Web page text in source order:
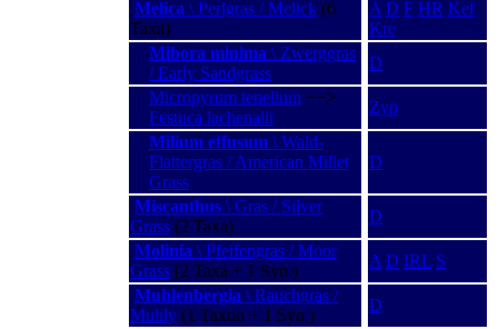
Melica \ Perlgras / Melick (6
Taxa)
A D F HR Kef
Kre
Mibora minima \ Zwerggras
/ Early Sandgrass
D
Micropyrum tenellum −−>
Festuca lachenalii
Zyp
Milium effusum \ Wald-
Flattergras / American Millet
Grass
D
Miscanthus \ Gras / Silver
Grass (2 Taxa)
D
Molinia \ Pfeifengras / Moor
Grass (2 Taxa + 1 Syn.)
A D IRL S
Muhlenbergia \ Rauchgras /
Muhly (1 Taxon + 1 Syn.)
D